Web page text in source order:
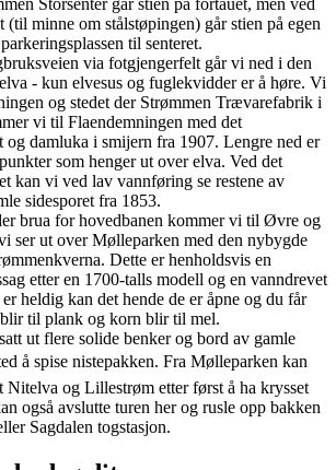
Storsenter går stien på fortauet, men ved
(til minne om stålstøpingen) går stien på egen
til senteret.
via fotgjengerfelt går vi ned i den
- kun elvesus og fuglekvidder er å høre. Vi
og stedet der Strømmen Trævarefabrik i
vi til Flaendemningen med det
og damluka i smijern fra 1907. Lengre ned er
som henger ut over elva. Ved det
kan vi ved lav vannføring se restene av
sidesporet fra 1853.
brua for hovedbanen kommer vi til Øvre og
ser ut over Mølleparken med den nybygde
Dette er henholdsvis en
etter en 1700-talls modell og en vanndrevet
heldig kan det hende de er åpne og du får
til plank og korn blir til mel.
ut flere solide benker og bord av gamle
å spise nistepakken. Fra Mølleparken kan
Nitelva og Lillestrøm etter først å ha krysset
også avslutte turen her og rusle opp bakken
Sagdalen togstasjon.